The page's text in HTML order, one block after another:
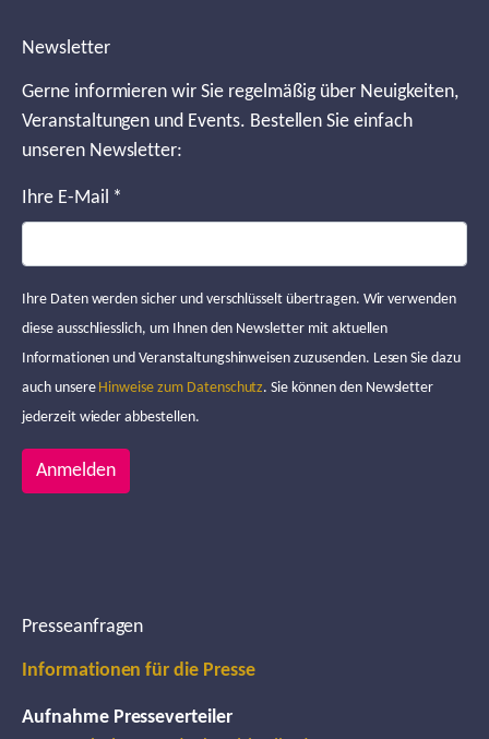
Newsletter
Gerne informieren wir Sie regelmäßig über Neuigkeiten,
Veranstaltungen und Events. Bestellen Sie einfach
unseren Newsletter:
Ihre E-Mail *
Ihre Daten werden sicher und verschlüsselt übertragen. Wir verwenden
diese ausschliesslich, um Ihnen den Newsletter mit aktuellen
Informationen und Veranstaltungshinweisen zuzusenden. Lesen Sie dazu
auch unsere Hinweise zum Datenschutz. Sie können den Newsletter
jederzeit wieder abbestellen.
Anmelden
Presseanfragen
Informationen für die Presse
Aufnahme Presseverteiler